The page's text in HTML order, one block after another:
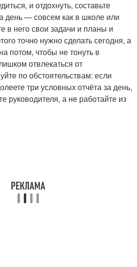
и отдохнуть, составьте
день — совсем как в школе или
в него свои задачи и планы и
точно нужно сделать сегодня, а
потом, чтобы не тонуть в
отвлекаться от
по обстоятельствам: если
три условных отчёта за день,
руководителя, а не работайте из